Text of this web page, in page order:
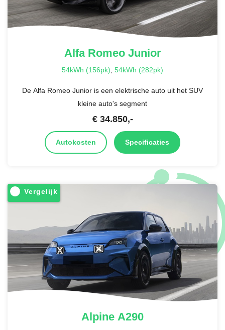
Alfa RomeoJunior
54kWh (156pk) 54kWh (282pk)
De Alfa Romeo Junior is een elektrische auto uit het SUV
kleine auto's segment
€ 34.850,-
Autokosten Specificaties
Vergelijk
AlpineA290